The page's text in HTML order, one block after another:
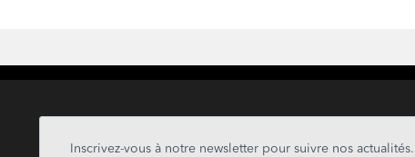
Inscrivez-vous à notre newsletter pour suivre nos actualités.